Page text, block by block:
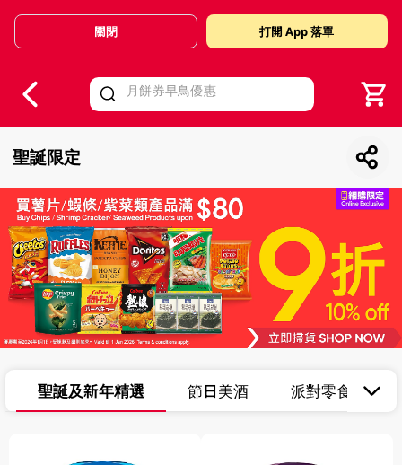
Valid Until 30 June 2026
關閉 打開 App 落單
聖誕限定
聖誕及新年精選 節日美酒 派對零食